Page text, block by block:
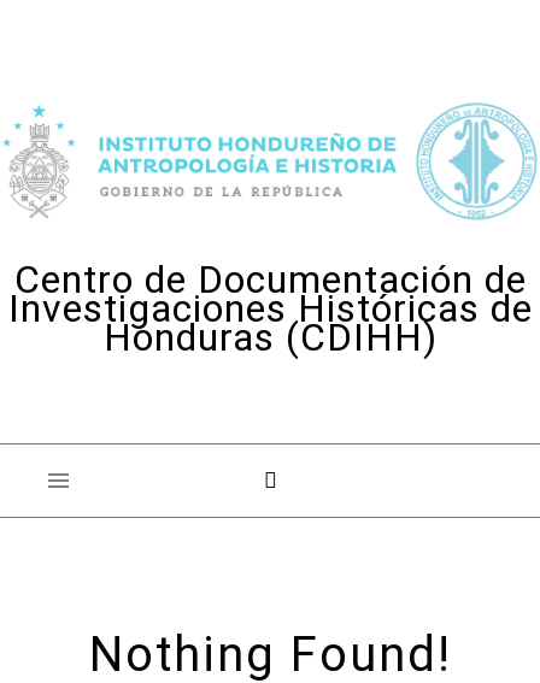
Centro de Documentación de
Investigaciones Históricas de
Honduras (CDIHH)
Nothing Found!